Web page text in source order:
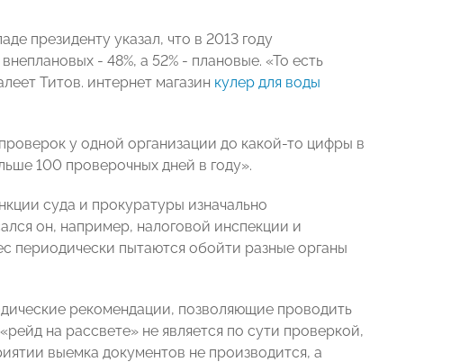
президенту указал, что в 2013 году
- 48%, а 52% - плановые. «То есть
Титов. интернет магазин кулер для воды
у одной организации до какой-то цифры в
100 проверочных дней в году».
суда и прокуратуры изначально
он, например, налоговой инспекции и
периодически пытаются обойти разные органы
рекомендации, позволяющие проводить
на рассвете» не является по сути проверкой,
выемка документов не производится, а